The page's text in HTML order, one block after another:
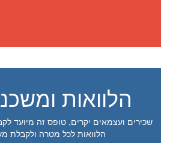
הלוואות
שכירים ועצמאים יקרים, טופס זה מיועד
הלוואות לכל מטרה ולקבלת